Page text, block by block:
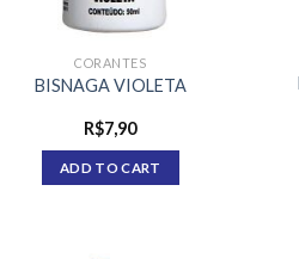
CORANTES
BISNAGA VIOLETA
R$7,90
ADD TO CART